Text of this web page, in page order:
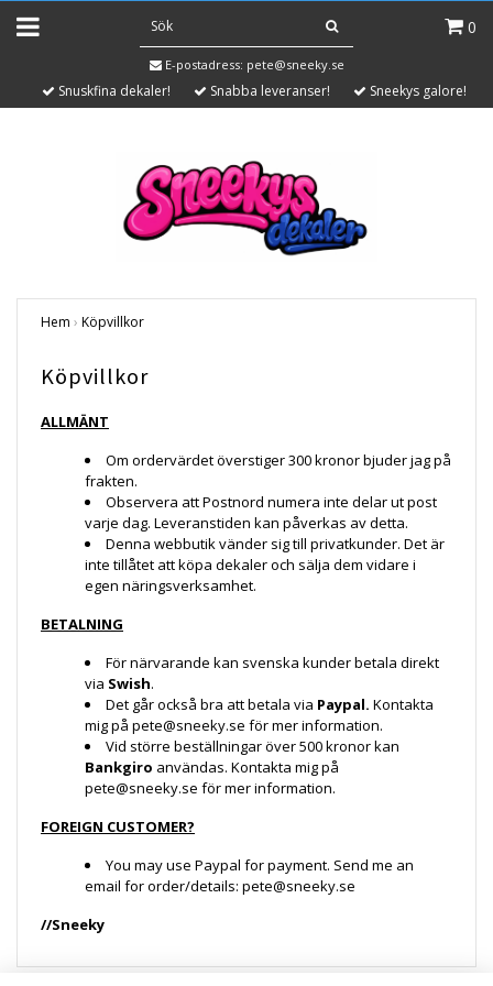
0
E-postadress: pete@sneeky.se
Snuskfina dekaler! Snabba leveranser! Sneekys galore!
Hem › Köpvillkor
Köpvillkor
ALLMÄNT
Om ordervärdet överstiger 300 kronor bjuder jag på
frakten.
Observera att Postnord numera inte delar ut post
varje dag. Leveranstiden kan påverkas av detta.
Denna webbutik vänder sig till privatkunder. Det är
inte tillåtet att köpa dekaler och sälja dem vidare i
egen näringsverksamhet.
BETALNING
För närvarande kan svenska kunder betala direkt
via Swish.
Det går också bra att betala via Paypal. Kontakta
mig på pete@sneeky.se för mer information.
Vid större beställningar över 500 kronor kan
Bankgiro användas. Kontakta mig på
pete@sneeky.se för mer information.
FOREIGN CUSTOMER?
You may use Paypal for payment. Send me an
email for order/details: pete@sneeky.se
//Sneeky